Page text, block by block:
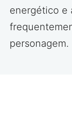
energético e
personagem.